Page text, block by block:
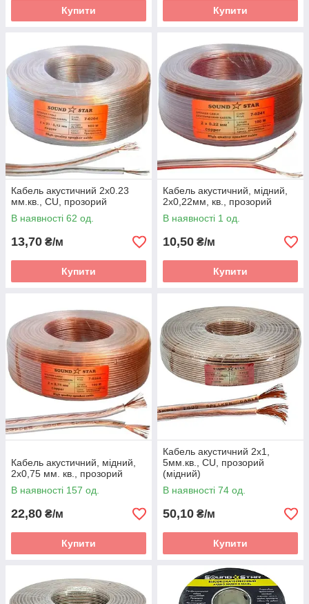
Купити Купити
Кабель акустичний 2х0.23
мм.кв., CU, прозорий
В наявності 62 од.
13,70 ₴/м
Купити
Кабель акустичний, мідний,
2х0,22мм, кв., прозорий
В наявності 1 од.
10,50 ₴/м
Купити
Кабель акустичний, мідний,
2х0,75 мм. кв., прозорий
В наявності 157 од.
22,80 ₴/м
Купити
Кабель акустичний 2х1,
5мм.кв., CU, прозорий
(мідний)
В наявності 74 од.
50,10 ₴/м
Купити